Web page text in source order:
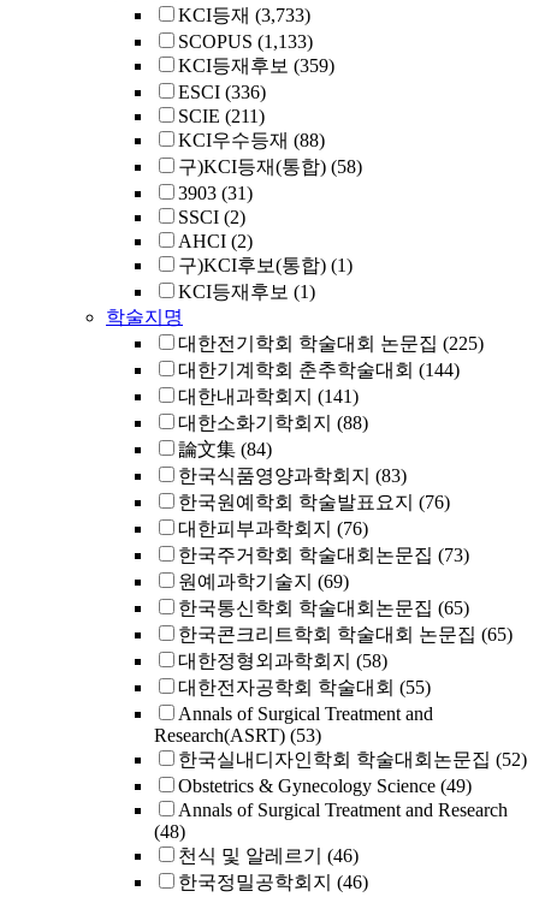
KCI등재 (3,733)
SCOPUS (1,133)
KCI등재후보 (359)
ESCI (336)
SCIE (211)
KCI우수등재 (88)
구)KCI등재(통합) (58)
3903 (31)
SSCI (2)
AHCI (2)
구)KCI후보(통합) (1)
KCI등재후보 (1)
학술지명
대한전기학회 학술대회 논문집 (225)
대한기계학회 춘추학술대회 (144)
대한내과학회지 (141)
대한소화기학회지 (88)
論文集 (84)
한국식품영양과학회지 (83)
한국원예학회 학술발표요지 (76)
대한피부과학회지 (76)
한국주거학회 학술대회논문집 (73)
원예과학기술지 (69)
한국통신학회 학술대회논문집 (65)
한국콘크리트학회 학술대회 논문집 (65)
대한정형외과학회지 (58)
대한전자공학회 학술대회 (55)
Annals of Surgical Treatment and
Research(ASRT) (53)
한국실내디자인학회 학술대회논문집 (52)
Obstetrics & Gynecology Science (49)
Annals of Surgical Treatment and Research
(48)
천식 및 알레르기
(46)
한국정밀공학회지 (46)